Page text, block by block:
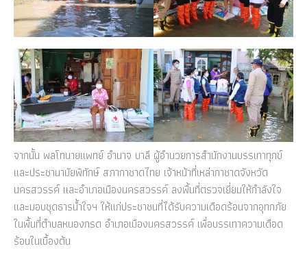
จากนั้น พลโทนายแพทย์ อำนาจ บาลี ผู้อำนวยการสำนักงานบรรเทาทุกข์
และประชานามัยพิทักษ์ สภากาชาดไทย เจ้าหน้าที่เหล่ากาชาดจังหวัด
นครสวรรค์ และอำเภอเมืองนครสวรรค์ ลงพื้นที่ตรวจเยี่ยมให้กำลังใจ
และมอบชุดธารน้ำใจฯ ให้แก่ประชาชนที่ได้รับความเดือดร้อนจากอุทกภัย
ในพื้นที่ตำบลหนองกรด อำเภอเมืองนครสวรรค์ เพื่อบรรเทาความเดือด
ร้อนในเบื้องต้น